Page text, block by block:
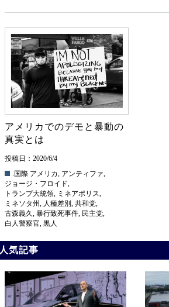
アメリカでのデモと暴動の
真実とは
投稿日：2020/6/4
.国際 アメリカ, アンティファ,
ジョージ・フロイド,
トランプ大統領, ミネアポリス,
ミネソタ州, 人種差別 , 共和党,
古森義久, 暴行致死事件, 民主党,
白人警察官, 黒人
人気記事